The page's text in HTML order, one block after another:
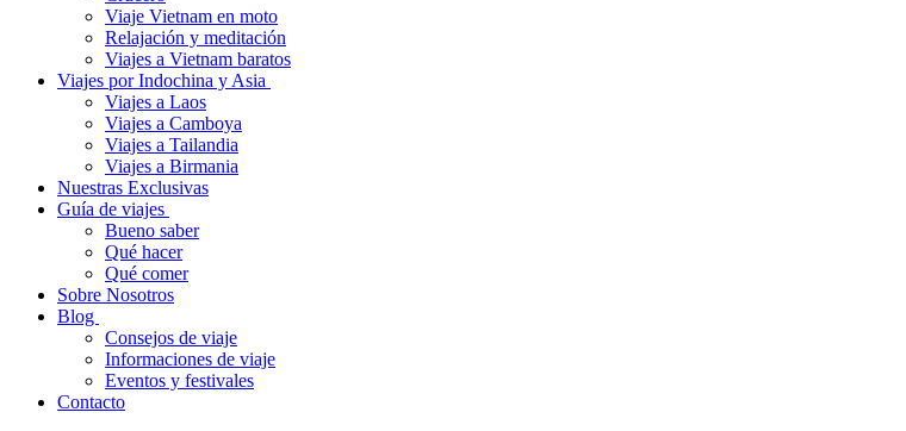
Viaje Vietnam en moto
Relajación y meditación
Viajes a Vietnam baratos
Viajes por Indochina y Asia
Viajes a Laos
Viajes a Camboya
Viajes a Tailandia
Viajes a Birmania
Nuestras Exclusivas
Guía de viajes
Bueno saber
Qué hacer
Qué comer
Sobre Nosotros
Blog
Consejos de viaje
Informaciones de viaje
Eventos y festivales
Contacto